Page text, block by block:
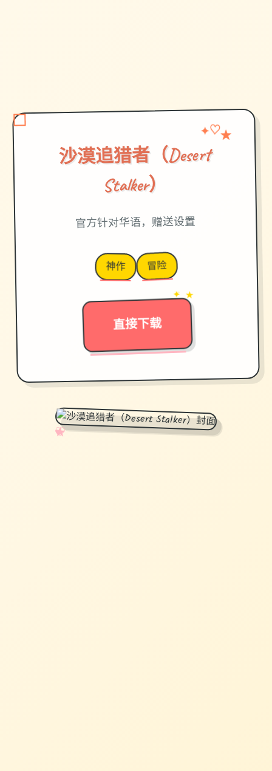
沙漠追猎者（Desert
Stalker）
✦♡★
官方针对华语，赠送设置
神作 冒险
直接下载
→
✦ ★
✧
♡
★
♥